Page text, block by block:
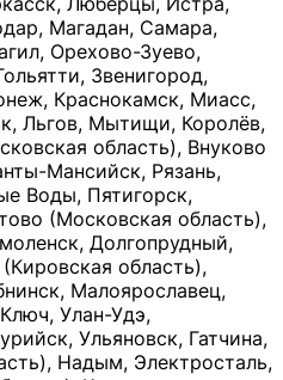
Магадан, Самара,
Орехово-Зуево,
Звенигород,
Краснокамск, Миасс,
Льгов, Мытищи, Королёв,
область), Внуково
Мансийск, Рязань,
Воды, Пятигорск,
(Московская область),
Долгопрудный,
область),
Малоярославец,
Улан-Удэ,
Ульяновск, Гатчина,
Надым, Электросталь,